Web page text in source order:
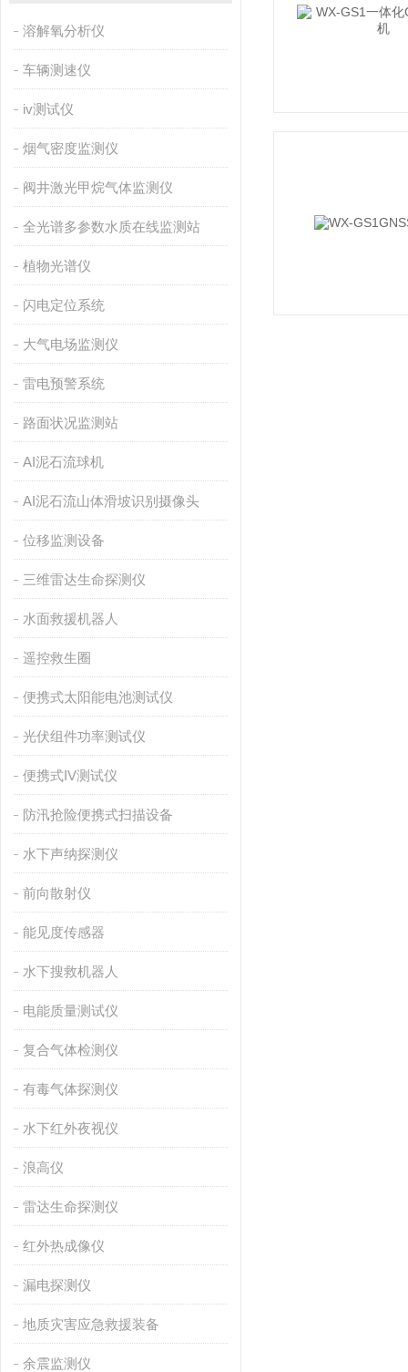
溶解氧分析仪
车辆测速仪
iv测试仪
烟气密度监测仪
阀井激光甲烷气体监测仪
全光谱多参数水质在线监测站
植物光谱仪
闪电定位系统
大气电场监测仪
雷电预警系统
路面状况监测站
AI泥石流球机
AI泥石流山体滑坡识别摄像头
位移监测设备
三维雷达生命探测仪
水面救援机器人
遥控救生圈
便携式太阳能电池测试仪
光伏组件功率测试仪
便携式IV测试仪
防汛抢险便携式扫描设备
水下声纳探测仪
前向散射仪
能见度传感器
水下搜救机器人
电能质量测试仪
复合气体检测仪
有毒气体探测仪
水下红外夜视仪
浪高仪
雷达生命探测仪
红外热成像仪
漏电探测仪
地质灾害应急救援装备
余震监测仪